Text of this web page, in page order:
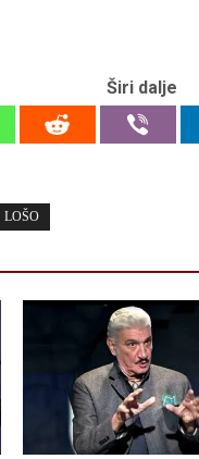
Širi dalje
LOŠO